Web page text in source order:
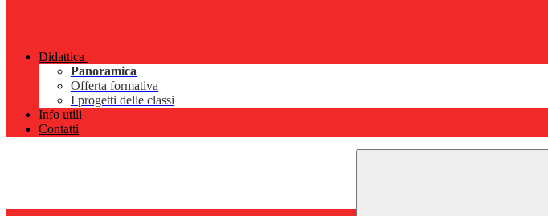
Didattica
Panoramica
Offerta formativa
I progetti delle classi
Info utili
Contatti